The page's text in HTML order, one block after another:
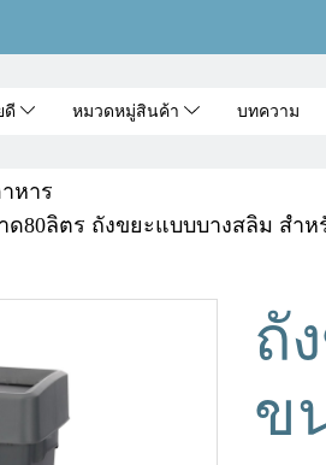
ดี หมวดหมู่สินค้า บทความ
หาร
80ลิตร ถังขยะแบบบางสลิม สำ
ถั
ข